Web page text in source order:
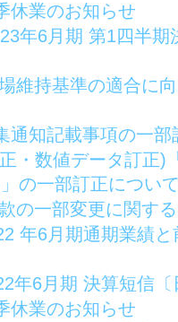
休業のお知らせ
年6月期 第1四半
維持基準の適合に
通知記載事項の一部
・数値データ訂正)
の一部訂正につい
の一部変更に関す
年6月期通期業績
年6月期 決算短信
休業のお知らせ